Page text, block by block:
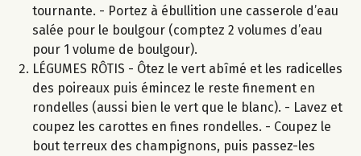
tournante. - Portez à ébullition une casserole d’eau
salée pour le boulgour (comptez 2 volumes d’eau
pour 1 volume de boulgour).
LÉGUMES RÔTIS - Ôtez le vert abîmé et les radicelles
des poireaux puis émincez le reste finement en
rondelles (aussi bien le vert que le blanc). - Lavez et
coupez les carottes en fines rondelles. - Coupez le
bout terreux des champignons, puis passez-les